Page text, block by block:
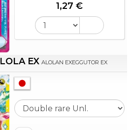
1,27 €
EX ALOLAN EXEGGUTOR EX